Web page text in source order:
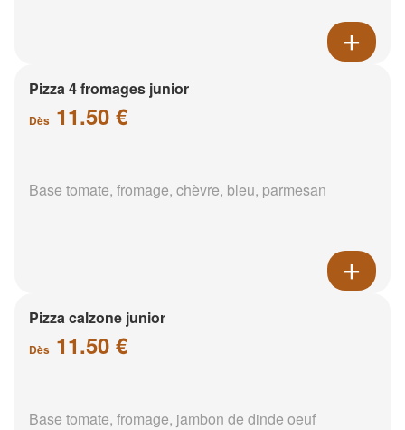
Pizza 4 fromages junior
Dès 11.50 €
Base tomate, fromage, chèvre, bleu, parmesan
Pizza calzone junior
Dès 11.50 €
Base tomate, fromage, jambon de dinde oeuf